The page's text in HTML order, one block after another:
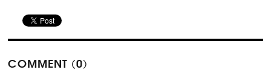
COMMENT (0)